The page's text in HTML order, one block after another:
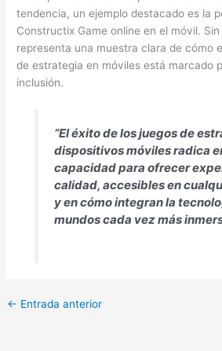
tendencia, un ejemplo destacado es la
Constructix Game online en el móvil.
representa una muestra clara de cómo
de estrategia en móviles está marcado
inclusión.
“El éxito de los juegos de
dispositivos móviles radica
capacidad para ofrecer
calidad, accesibles en
y en cómo integran la
mundos cada vez más
← Entrada anterior